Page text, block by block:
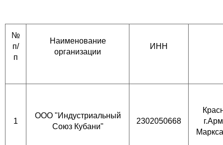
№
п/
п
Наименование
организации
ИНН
1
ООО "Индустриальный
Союз Кубани"
2302050668